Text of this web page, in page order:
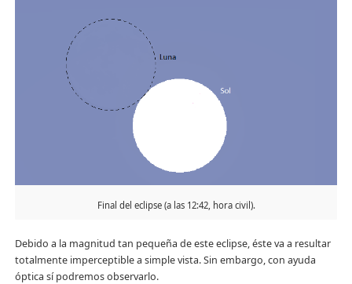
Final del eclipse (a las 12:42, hora civil).
Debido a la magnitud tan pequeña de este eclipse, éste va a resultar
totalmente imperceptible a simple vista. Sin embargo, con ayuda
óptica sí podremos observarlo.